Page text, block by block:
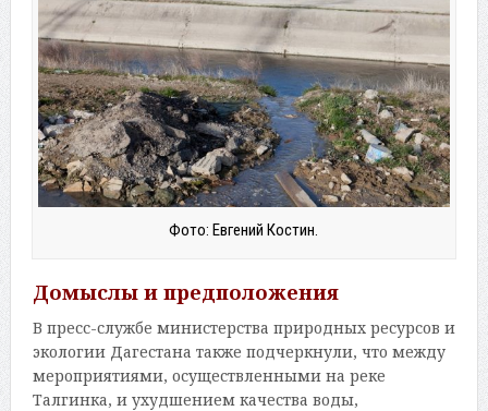
Фото: Евгений Костин.
Домыслы и предположения
В пресс-службе министерства природных ресурсов и
экологии Дагестана также подчеркнули, что между
мероприятиями, осуществленными на реке
Талгинка, и ухудшением качества воды,